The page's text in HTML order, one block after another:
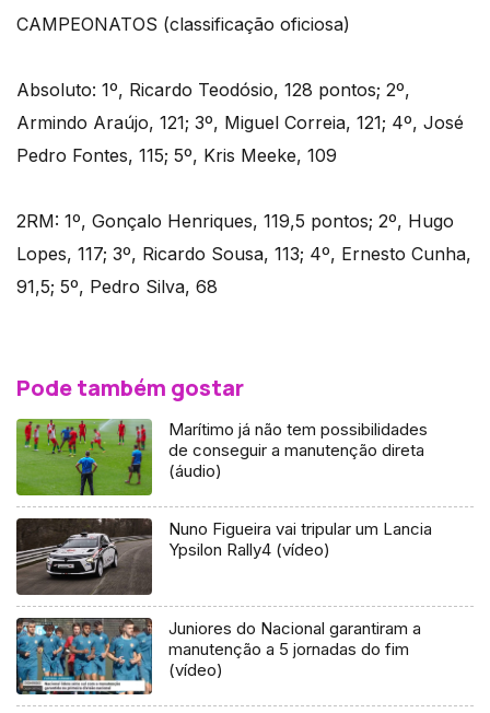
CAMPEONATOS (classificação oficiosa)
Absoluto: 1º, Ricardo Teodósio, 128 pontos; 2º,
Armindo Araújo, 121; 3º, Miguel Correia, 121; 4º, José
Pedro Fontes, 115; 5º, Kris Meeke, 109
2RM: 1º, Gonçalo Henriques, 119,5 pontos; 2º, Hugo
Lopes, 117; 3º, Ricardo Sousa, 113; 4º, Ernesto Cunha,
91,5; 5º, Pedro Silva, 68
Pode também gostar
Marítimo já não tem possibilidades
de conseguir a manutenção direta
(áudio)
Nuno Figueira vai tripular um Lancia
Ypsilon Rally4 (vídeo)
Juniores do Nacional garantiram a
manutenção a 5 jornadas do fim
(vídeo)